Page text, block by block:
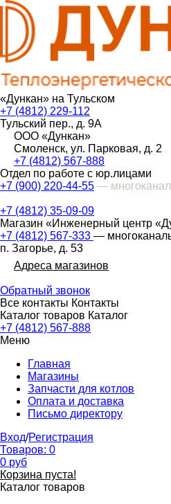
«Дункан» на Тульском
+7 (4812) 229-112
Тульский пер., д. 9А
ООО «Дункан»
Смоленск, ул. Парковая, д. 2
+7 (4812) 567-888
Отдел по работе с юр.лицами
+7 (900) 220-44-55 —
+7 (4812) 35-09-09
Магазин «Инженерный центр
+7 (4812) 567-333 —
п. Загорье, д. 53
Адреса магазинов
Обратный звонок
Все контакты Контакты
Каталог товаров Каталог
+7 (4812) 567-888
Меню
Главная
Магазины
Запчасти для котлов
Оплата и доставка
Письмо директору
Вход/Регистрация
Товаров: 0
0 руб
Корзина пуста!
Каталог товаров